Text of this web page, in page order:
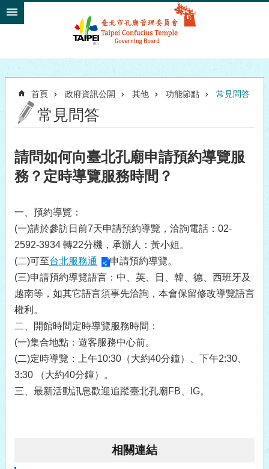
跳到主要內容區塊
首頁 政府資訊公開 其他 功能節點 常見問答
常見問答
請問如何向臺北孔廟申請預約導覽服
務？定時導覽服務時間？
一、預約導覽：
(一)請於參訪日前7天申請預約導覽，洽詢電話：02-
2592-3934 轉22分機，承辦人：黃小姐。
(二)可至台北服務通
申請預約導覽。
(三)申請預約導覽語言：中、英、日、韓、德、西班牙及
越南等，如其它語言須事先洽詢，本會保留修改導覽語言
權利。
二、開館時間定時導覽服務時間：
(一)集合地點：遊客服務中心前。
(二)定時導覽：上午10:30（大約40分鐘）、下午2:30、
3:30 （大約40分鐘）。
三、 最新活動訊息歡迎追蹤臺北孔廟FB、IG。
相關連結